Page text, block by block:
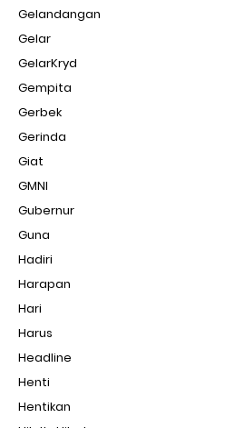
Gelandangan
Gelar
GelarKryd
Gempita
Gerbek
Gerinda
Giat
GMNI
Gubernur
Guna
Hadiri
Harapan
Hari
Harus
Headline
Henti
Hentikan